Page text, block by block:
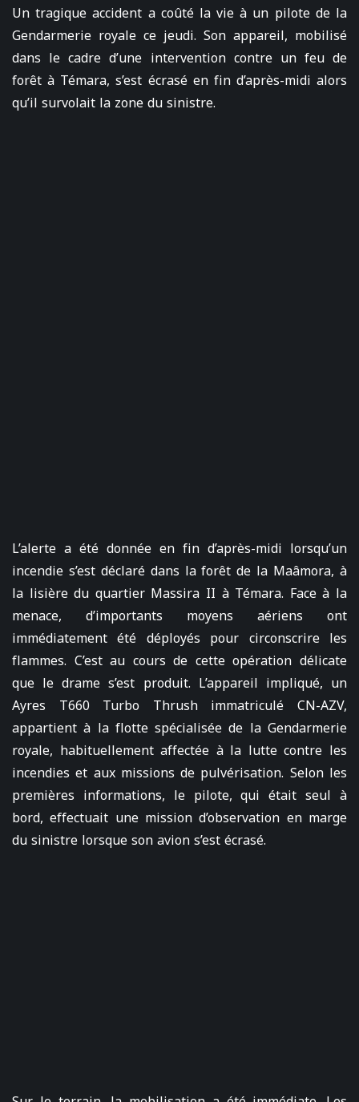
Un tragique accident a coûté la vie à un pilote de la
Gendarmerie royale ce jeudi. Son appareil, mobilisé
dans le cadre d’une intervention contre un feu de
forêt à Témara, s’est écrasé en fin d’après-midi alors
qu’il survolait la zone du sinistre.
L’alerte a été donnée en fin d’après-midi lorsqu’un
incendie s’est déclaré dans la forêt de la Maâmora, à
la lisière du quartier Massira II à Témara. Face à la
menace, d’importants moyens aériens ont
immédiatement été déployés pour circonscrire les
flammes. C’est au cours de cette opération délicate
que le drame s’est produit. L’appareil impliqué, un
Ayres T660 Turbo Thrush immatriculé CN-AZV,
appartient à la flotte spécialisée de la Gendarmerie
royale, habituellement affectée à la lutte contre les
incendies et aux missions de pulvérisation. Selon les
premières informations, le pilote, qui était seul à
bord, effectuait une mission d’observation en marge
du sinistre lorsque son avion s’est écrasé.